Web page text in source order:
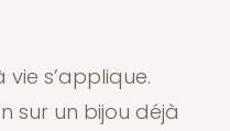
s’applique.
sur un bijou déjà